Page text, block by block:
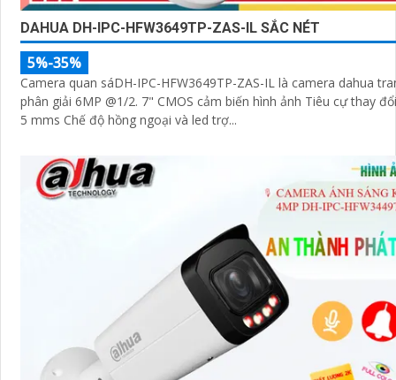
DAHUA DH-IPC-HFW3649TP-ZAS-IL SẮC NÉT
5%-35%
Camera quan sáDH-IPC-HFW3649TP-ZAS-IL là camera dahua
phân giải 6MP @1/2. 7" CMOS cảm biến hình ảnh Tiêu cự thay
5 mms Chế độ hồng ngoại và led trợ...